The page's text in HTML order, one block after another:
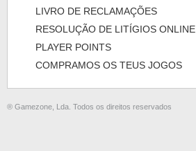
LIVRO DE RECLAMAÇÕES
RESOLUÇÃO DE LITÍGIOS ONLINE
PLAYER POINTS
COMPRAMOS OS TEUS JOGOS
® Gamezone, Lda. Todos os direitos reservados